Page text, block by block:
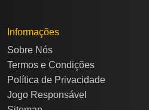
Informações
Sobre Nós
Termos e Condições
Política de Privacidade
Jogo Responsável